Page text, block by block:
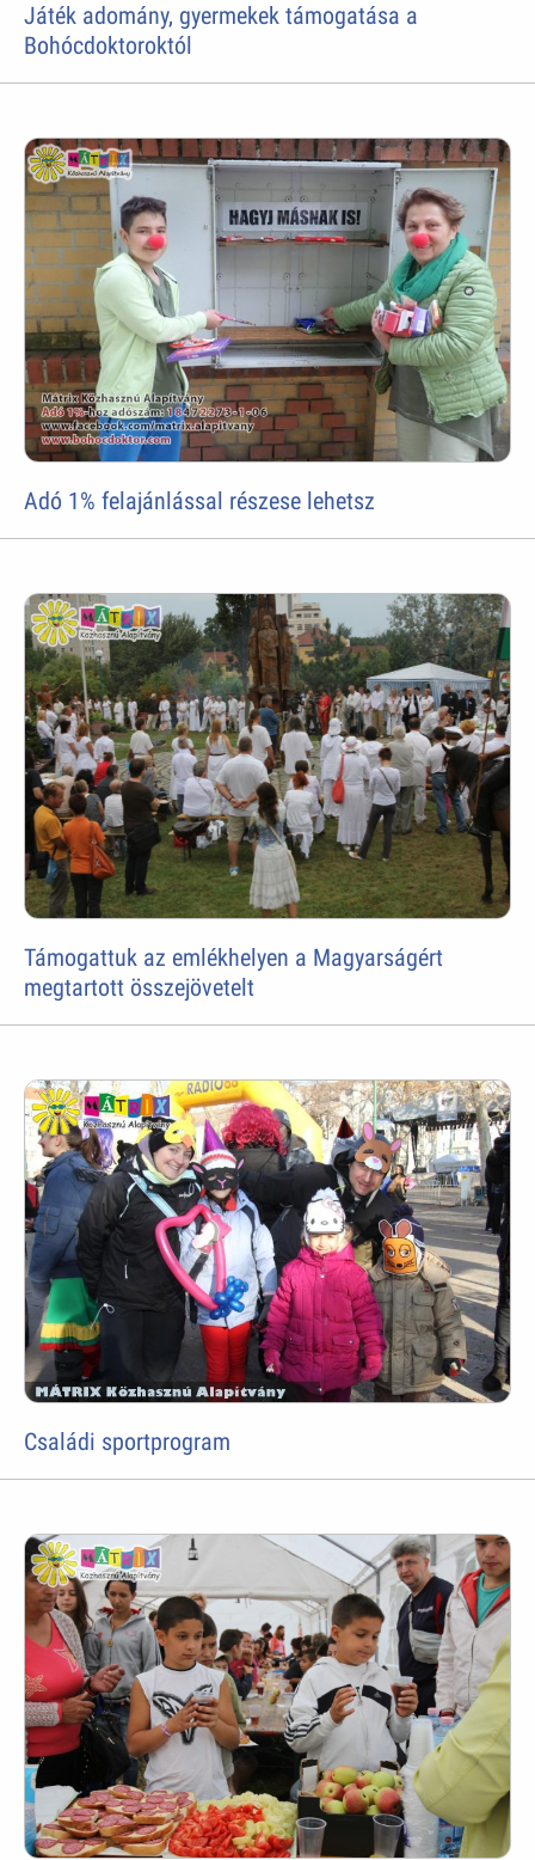
Játék adomány, gyermekek támogatása a
Bohócdoktoroktól
Adó 1% felajánlással részese lehetsz
Támogattuk az emlékhelyen a Magyarságért
megtartott összejövetelt
Családi sportprogram